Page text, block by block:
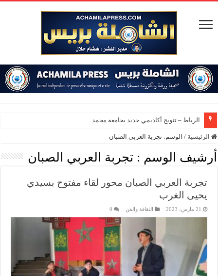
الرباط – تتويج أكاديمي جديد بجامعة محمد الخامس
الرئيسية / الوسم:تجربة العربي الصبان
أرشيف الوسم :تجربة العربي الصبان
تجربة العربي الصبان محور لقاء مفتوح بسيدي
يحيى الغرب
21 مارس، 2023 الثقافة والفن 0